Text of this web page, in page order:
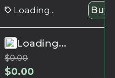
Loading... Buy
Loading...
$0.00
$0.00